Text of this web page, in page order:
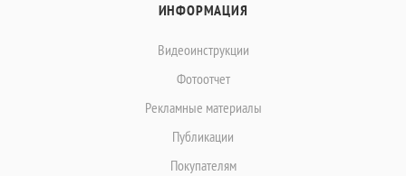
ИНФОРМАЦИЯ
Видеоинструкции
Фотоотчет
Рекламные материалы
Публикации
Покупателям